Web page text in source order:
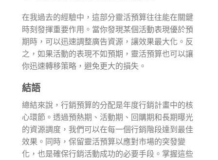
在我過去的經驗中，這部分靈活預算往往能在關鍵
時刻發揮重要作用。當你發現某個活動表現優於預
期時，可以迅速調整廣告資源，讓效果最大化。反
之，如果活動的表現不如預期，靈活預算也可以讓
你迅速轉移策略，避免更大的損失。
結語
總結來說，行銷預算的分配是年度行銷計畫中的核
心環節。透過預熱期、活動期、回購期和長期曝光
的資源調度，我們可以在每一個行銷階段達到最佳
效果。同時，保留靈活預算以應對市場的突發變
化，也是確保行銷活動成功的必要手段。掌握這些